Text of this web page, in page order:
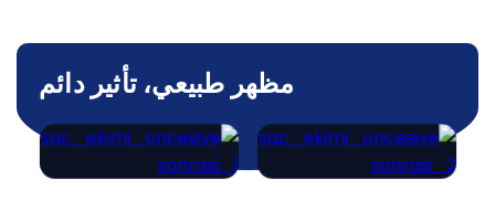
مظهر طبيعي، تأثير دائم